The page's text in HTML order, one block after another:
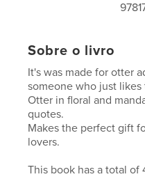
Sobre o livro
It's was made for otter
someone who just
Otter in floral and
quotes.
Makes the perfect gift
lovers.
This book has a total of